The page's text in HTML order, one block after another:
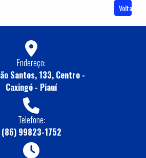
Voltar
Endereço:
Santos, 133, Centro -
Caxingó - Piauí
Telefone:
(86) 99823-1752